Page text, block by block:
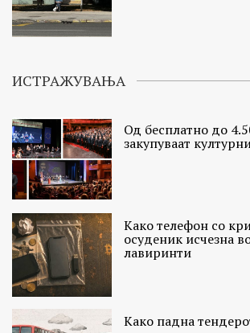
ИСТРАЖУВАЊА
Од бесплатно до
закупуваат
Како телефон со
осуденик исчезна
лавиринти
Како падна